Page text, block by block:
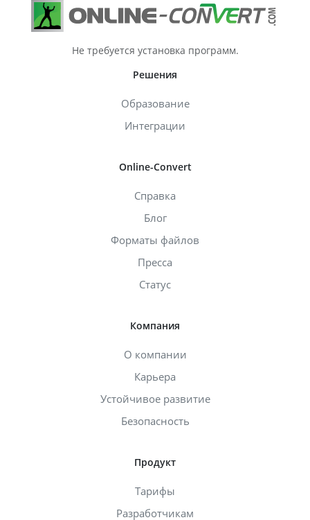
Не требуется установка программ.
Решения
Образование
Интеграции
Online-Convert
Справка
Блог
Форматы файлов
Пресса
Статус
Компания
О компании
Карьера
Устойчивое развитие
Безопасность
Продукт
Тарифы
Разработчикам